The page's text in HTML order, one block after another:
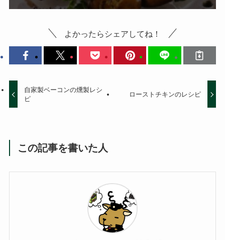
よかったらシェアしてね！
自家製ベーコンの燻製レシ
ピ
ローストチキンのレシピ
この記事を書いた人